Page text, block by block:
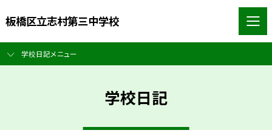
板橋区立志村第三中学校
学校日記メニュー
学校日記